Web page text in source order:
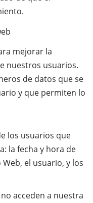
mejorar la
nuestros usuarios.
de datos que se
y que permiten lo
los usuarios que
la fecha y hora de
el usuario, y los
acceden a nuestra